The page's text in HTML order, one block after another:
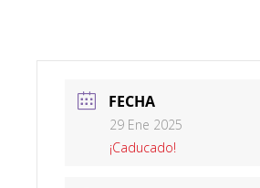
FECHA
29 Ene 2025
¡Caducado!